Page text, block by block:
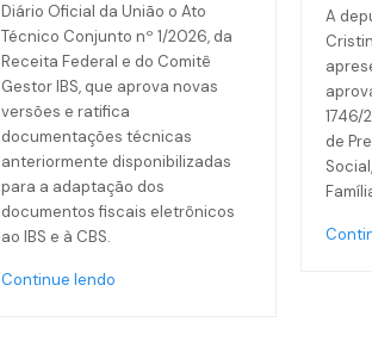
Diário Oficial da União o Ato
Técnico Conjunto nº 1/2026, da
Receita Federal e do Comitê
Gestor IBS, que aprova novas
versões e ratifica
documentações técnicas
anteriormente disponibilizadas
para a adaptação dos
documentos fiscais eletrônicos
ao IBS e à CBS.
Continue lendo
A
1746/
de